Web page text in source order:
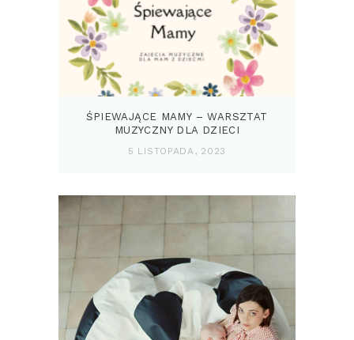
ŚPIEWAJĄCE MAMY – WARSZTAT
MUZYCZNY DLA DZIECI
5 LISTOPADA, 2023